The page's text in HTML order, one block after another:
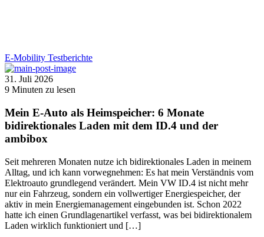
E-Mobility Testberichte
31. Juli 2026
9 Minuten zu lesen
Mein E-Auto als Heimspeicher: 6 Monate
bidirektionales Laden mit dem ID.4 und der
ambibox
Seit mehreren Monaten nutze ich bidirektionales Laden in meinem
Alltag, und ich kann vorwegnehmen: Es hat mein Verständnis vom
Elektroauto grundlegend verändert. Mein VW ID.4 ist nicht mehr
nur ein Fahrzeug, sondern ein vollwertiger Energiespeicher, der
aktiv in mein Energiemanagement eingebunden ist. Schon 2022
hatte ich einen Grundlagenartikel verfasst, was bei bidirektionalem
Laden wirklich funktioniert und […]